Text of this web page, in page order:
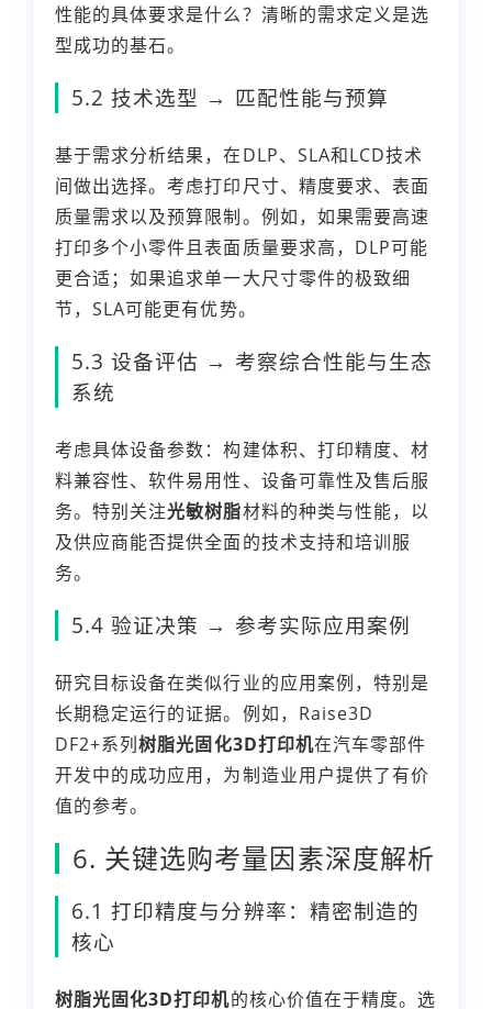
性能的具体要求是什么？清晰的需求定义是选
型成功的基石。
5.2 技术选型 → 匹配性能与预算
基于需求分析结果，在DLP、SLA和LCD技术
间做出选择。考虑打印尺寸、精度要求、表面
质量需求以及预算限制。例如，如果需要高速
打印多个小零件且表面质量要求高，DLP可能
更合适；如果追求单一大尺寸零件的极致细
节，SLA可能更有优势。
5.3 设备评估 → 考察综合性能与生态
系统
考虑具体设备参数：构建体积、打印精度、材
料兼容性、软件易用性、设备可靠性及售后服
务。特别关注光敏树脂材料的种类与性能，以
及供应商能否提供全面的技术支持和培训服
务。
5.4 验证决策 → 参考实际应用案例
研究目标设备在类似行业的应用案例，特别是
长期稳定运行的证据。例如，Raise3D
DF2+系列树脂光固化3D打印机在汽车零部件
开发中的成功应用，为制造业用户提供了有价
值的参考。
6. 关键选购考量因素深度解析
6.1 打印精度与分辨率：精密制造的
核心
树脂光固化3D打印机的核心价值在于精度。选